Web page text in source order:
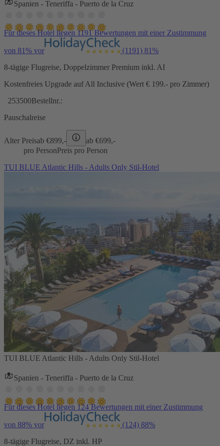
Spanien - Teneriffa - Puerto de la Cruz
Für dieses Hotel liegen 1191 Bewertungen mit einer Zustimmung
von 81% vor (1191) 81%
8-tägige Flugreise, Doppelzimmer Premium inkl. AI
Kostenfreies Upgrade auf All Inclusive (Wert € 199.- pro Zimmer)
253500Bestellnr.:
Pauschalreise
Alter Preisab €899,- ab €699,-
pro PersonPreis pro Person
TUI BLUE Atlantic Hills - Adults Only Stil-Hotel
TUI BLUE Atlantic Hills - Adults Only Stil-Hotel
Spanien - Teneriffa - Puerto de la Cruz
Für dieses Hotel liegen 124 Bewertungen mit einer Zustimmung
von 88% vor (124) 88%
8-tägige Flugreise, DZ inkl. HP